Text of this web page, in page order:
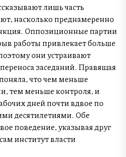
лишь часть
насколько преднамеренно
Оппозиционные партии
работы привлекает больше
они устраивают
заседаний. Правящая
что чем меньше
тем меньше контроля, и
дней почти вдвое по
десятилетиями. Обе
поведение, указывая друг
институт власти